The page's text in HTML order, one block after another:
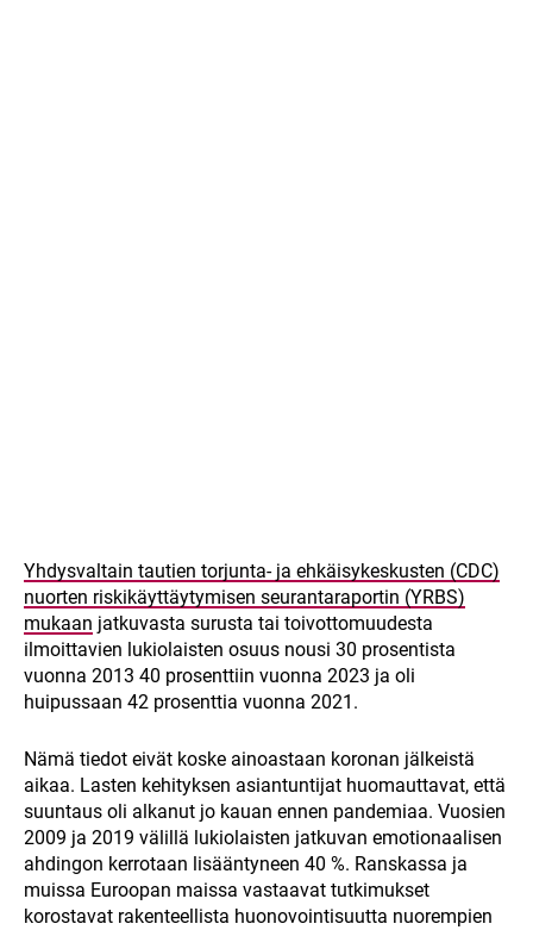
Yhdysvaltain tautien torjunta- ja ehkäisykeskusten (CDC)
nuorten riskikäyttäytymisen seurantaraportin (YRBS)
mukaan jatkuvasta surusta tai toivottomuudesta
ilmoittavien lukiolaisten osuus nousi 30 prosentista
vuonna 2013 40 prosenttiin vuonna 2023 ja oli
huipussaan 42 prosenttia vuonna 2021.
Nämä tiedot eivät koske ainoastaan koronan jälkeistä
aikaa. Lasten kehityksen asiantuntijat huomauttavat, että
suuntaus oli alkanut jo kauan ennen pandemiaa. Vuosien
2009 ja 2019 välillä lukiolaisten jatkuvan emotionaalisen
ahdingon kerrotaan lisääntyneen 40 %. Ranskassa ja
muissa Euroopan maissa vastaavat tutkimukset
korostavat rakenteellista huonovointisuutta nuorempien